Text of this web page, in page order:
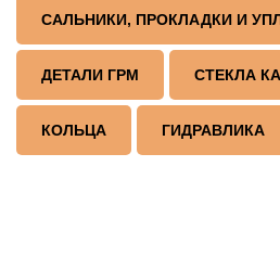
САЛЬНИКИ, ПРОКЛАДКИ И
ДЕТАЛИ ГРМ СТЕКЛА
КОЛЬЦА ГИДРАВЛИКА